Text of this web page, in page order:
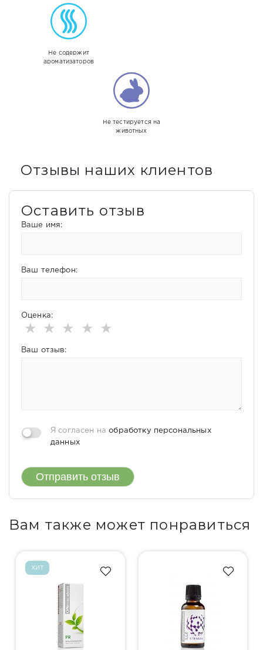
Не содержит
ароматизаторов
Не тестируется на
животных
Отзывы наших клиентов
Оставить отзыв
Ваше имя:
Ваш телефон:
Оценка:
★
★
★
★
★
Ваш отзыв:
Я согласен наобработку персональных
данных
Отправить отзыв
Вам также может понравиться
ХИТ